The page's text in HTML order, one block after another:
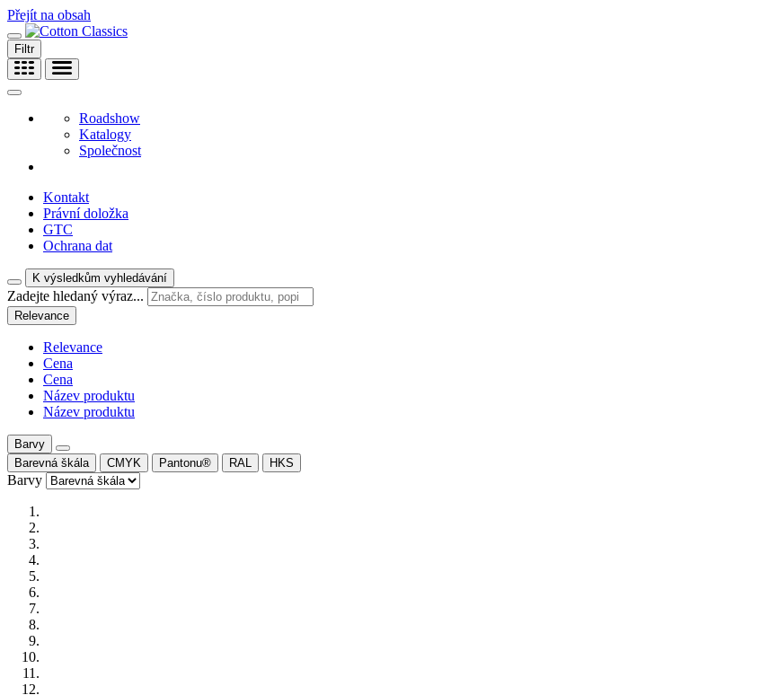
Přejít na obsah
Filtr
Roadshow
Katalogy
Společnost
Kontakt
Právní doložka
GTC
Ochrana dat
K výsledkům vyhledávání
Zadejte hledaný výraz...
Relevance
Relevance
Cena
Cena
Název produktu
Název produktu
Barvy
Barevná škála
CMYK Pantonu® RAL HKS
Barvy